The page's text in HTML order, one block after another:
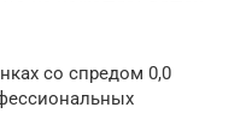
со спредом 0,0